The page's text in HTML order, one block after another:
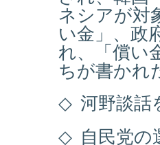
ネシアが対
い金」、政
れ、「償い
ちが書かれ
◇ 河野談話
◇ 自民党の